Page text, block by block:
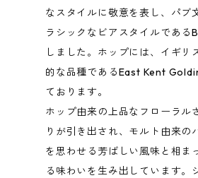
なスタイルに敬意を表し、パブ
ラシックなビアスタイルであ
しました。ホップには、イギリ
的な品種であるEast Kent
ております。
ホップ由来の上品なフローラル
りが引き出され、モルト由来の
を思わせる芳ばしい風味と相ま
る味わいを生み出しています。